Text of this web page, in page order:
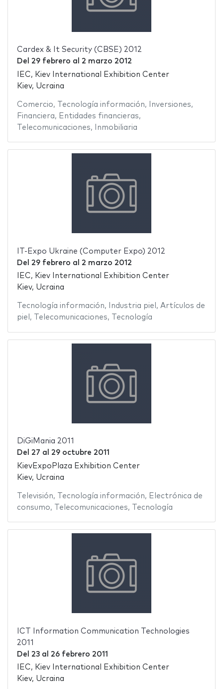
Cardex & It Security (CBSE) 2012
Del 29 febrero al 2 marzo 2012
IEC, Kiev International Exhibition Center
Kiev, Ucraina
Comercio, Tecnología información, Inversiones,
Financiera, Entidades financieras,
Telecomunicaciones, Inmobiliaria
IT-Expo Ukraine (Computer Expo) 2012
Del 29 febrero al 2 marzo 2012
IEC, Kiev International Exhibition Center
Kiev, Ucraina
Tecnología información, Industria piel , Artículos de
piel , Telecomunicaciones, Tecnología
DiGiMania 2011
Del 27 al 29 octubre 2011
KievExpoPlaza Exhibition Center
Kiev, Ucraina
Televisión, Tecnología información, Electrónica de
consumo, Telecomunicaciones, Tecnología
ICT Information Communication Technologies
2011
Del 23al 26 febrero 2011
IEC, Kiev International Exhibition Center
Kiev, Ucraina